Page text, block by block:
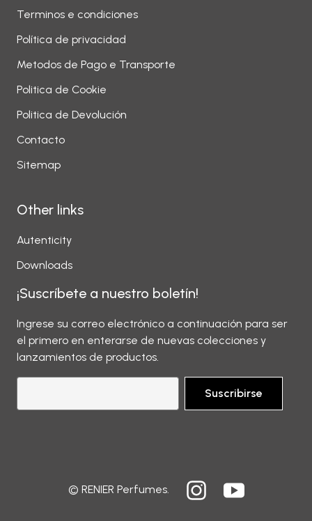
Terminos e condiciones
Política de privacidad
Metodos de Pago e Transporte
Politica de Cookie
Politica de Devolución
Contacto
Sitemap
Other links
Autenticity
Downloads
¡Suscríbete a nuestro boletín!
Ingrese su correo electrónico a continuación para ser
el primero en enterarse de nuevas colecciones y
lanzamientos de productos.
Suscribirse
© RENIER Perfumes.